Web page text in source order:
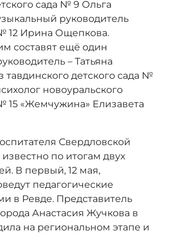
сада № 9 Ольга
руководитель
12 Ирина Ощепкова.
составят ещё один
– Татьяна
тавдинского детского сада №
новоуральского
15 «Жемчужина» Елизавета
Свердловской
известно по итогам двух
В первый, 12 мая,
педагогические
в Ревде. Представитель
Анастасия Жучкова в
на региональном этапе и